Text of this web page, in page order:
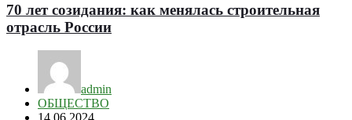
70 лет созидания: как менялась строительная
отрасль России
admin
ОБЩЕСТВО